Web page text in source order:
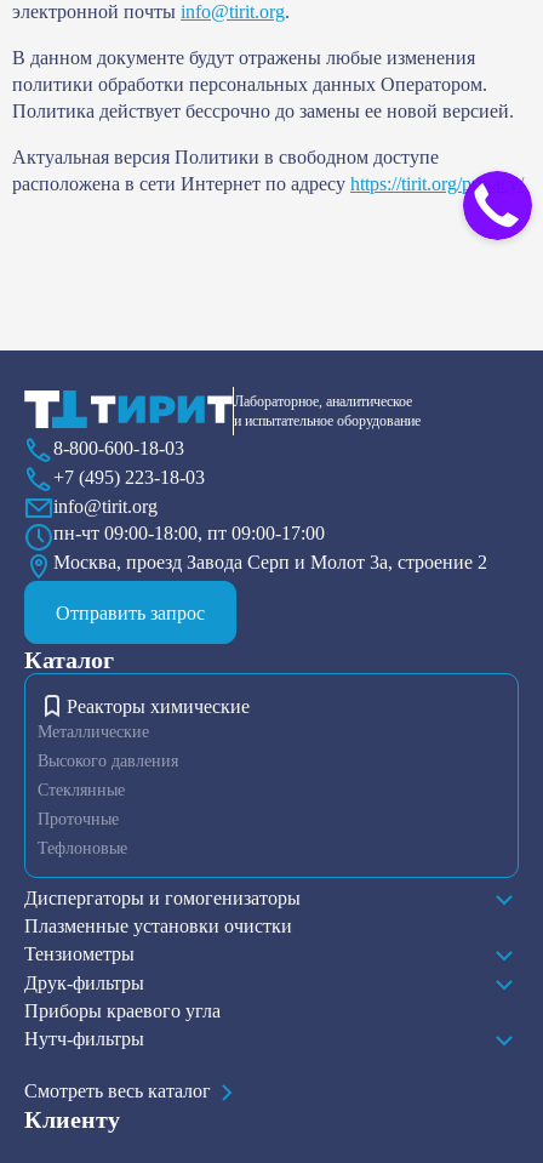
электронной почты info@tirit.org.
В данном документе будут отражены любые изменения
политики обработки персональных данных Оператором.
Политика действует бессрочно до замены ее новой версией.
Актуальная версия Политики в свободном доступе
расположена в сети Интернет по адресу https://tirit.org/privacy/
Лабораторное, аналитическое
и испытательное оборудование
8-800-600-18-03
+7 (495) 223-18-03
info@tirit.org
пн-чт 09:00-18:00, пт 09:00-17:00
Москва, проезд Завода Серп и Молот 3а, строение 2
Отправить запрос
Каталог
Реакторы химические
Металлические
Высокого давления
Стеклянные
Проточные
Тефлоновые
Диспергаторы и гомогенизаторы
Плазменные установки очистки
Тензиометры
Друк-фильтры
Приборы краевого угла
Нутч-фильтры
Смотреть весь каталог
Клиенту